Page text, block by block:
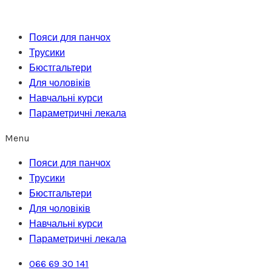
вмістуПояси для панчох
Трусики
Бюстгальтери
Для чоловіків
Навчальні курси
Параметричні лекала
Menu
Пояси для панчох
Трусики
Бюстгальтери
Для чоловіків
Навчальні курси
Параметричні лекала
066 69 30 141